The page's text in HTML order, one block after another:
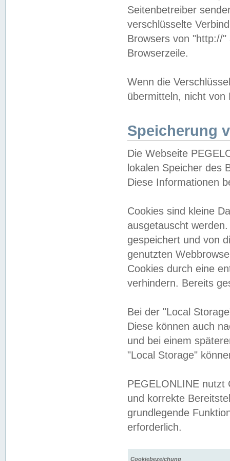
Seitenbetreiber
verschlüsselte
Browsers von "http://
Browserzeile.
Wenn die
übermitteln, nicht von
Speicherung
Die Webseite
lokalen Speicher des
Diese Informationen
Cookies sind kleine
ausgetauscht
gespeichert und von
genutzten
Cookies durch eine
verhindern. Bereits
Bei der "Local
Diese können auch
und bei einem
"Local Storage"
PEGELONLINE nutzt
und korrekte
grundlegende
erforderlich.
Cookiebezeichung